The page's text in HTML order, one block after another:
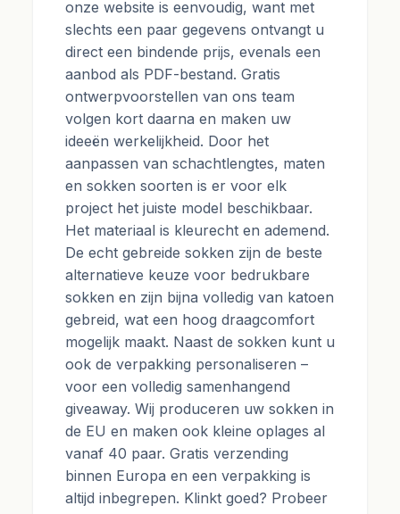
onze website is eenvoudig, want met
slechts een paar gegevens ontvangt u
direct een bindende prijs, evenals een
aanbod als PDF-bestand. Gratis
ontwerpvoorstellen van ons team
volgen kort daarna en maken uw
ideeën werkelijkheid. Door het
aanpassen van schachtlengtes, maten
en sokken soorten is er voor elk
project het juiste model beschikbaar.
Het materiaal is kleurecht en ademend.
De echt gebreide sokken zijn de beste
alternatieve keuze voor bedrukbare
sokken en zijn bijna volledig van katoen
gebreid, wat een hoog draagcomfort
mogelijk maakt. Naast de sokken kunt u
ook de verpakking personaliseren –
voor een volledig samenhangend
giveaway. Wij produceren uw sokken in
de EU en maken ook kleine oplages al
vanaf 40 paar. Gratis verzending
binnen Europa en een verpakking is
altijd inbegrepen. Klinkt goed? Probeer